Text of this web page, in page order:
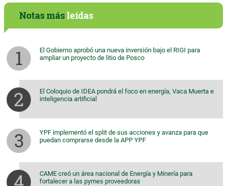
Notas másleídas
El Gobierno aprobó una nueva inversión bajo el RIGI para
ampliar un proyecto de litio de Posco
El Coloquio de IDEA pondrá el foco en energía, Vaca Muerta e
inteligencia artificial
YPF implementó el split de sus acciones y avanza para que
puedan comprarse desde la APP YPF
CAME creó un área nacional de Energía y Minería para
fortalecer a las pymes proveedoras